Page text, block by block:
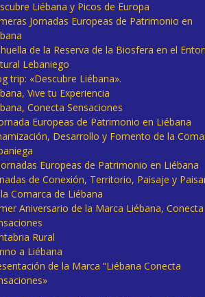
Liébana y Picos de Europa
Jornadas Europeas de Patrimonio en
de la Reserva de la Biosfera en el
Lebaniego
trip: «Descubre Liébana».
Vive tu Experiencia
Conecta Sensaciones
Europeas de Patrimonio en Liébana
Desarrollo y Fomento de la
Europeas de Patrimonio en Liébana
de Conexión, Territorio, Paisaje y
Comarca de Liébana
Aniversario de la Marca Liébana, Conecta
Rural
a Liébana
de la Marca “Liébana Conecta